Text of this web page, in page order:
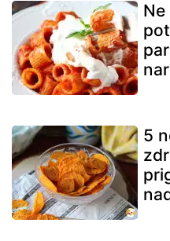
5